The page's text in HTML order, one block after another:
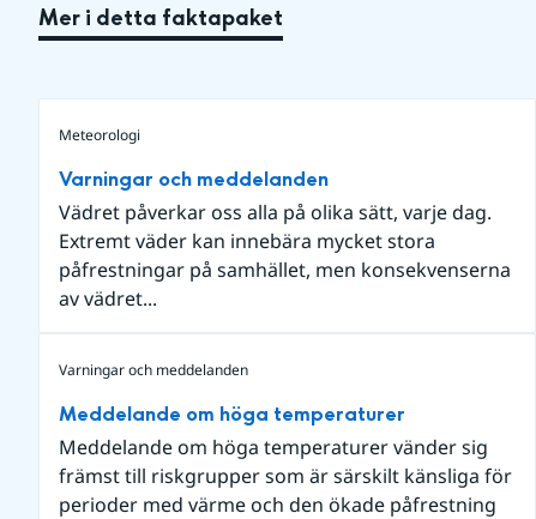
Mer i detta faktapaket
Meteorologi
Varningar och meddelanden
Vädret påverkar oss alla på olika sätt, varje dag.
Extremt väder kan innebära mycket stora
påfrestningar på samhället, men konsekvenserna
av vädret...
Varningar och meddelanden
Meddelande om höga temperaturer
Meddelande om höga temperaturer vänder sig
främst till riskgrupper som är särskilt känsliga för
perioder med värme och den ökade påfrestning